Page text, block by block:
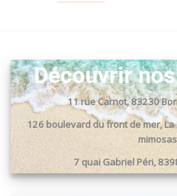
Découvrir
11 rue Carnot, 83230
126 boulevard du front de mer,
mimosas
7 quai Gabriel Péri,